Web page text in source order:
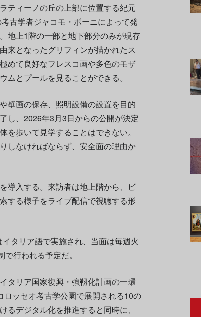
ティーノの丘の上部に位置する紀元
古学者ジャコモ・ボーニによって発
地上1階の一部と地下部分のみが現存
来となったグリフィンが描かれたス
めて良好なフレスコ画や多色のモザ
ムとプールを見ることができる。
壁画の保存、照明設備の設置を目的
し、2026年3月3日からの公開が決定
を歩いて見学することはできない。
しなければならず、安全面の理由か
導入する。来訪者は地上階から、ビ
する様子をライブ配信で視聴する形
タリア語で実施され、当面は毎週火
行われる予定だ。
タリア国家復興・強靱化計画の一環
ッセオ考古学公園で展開される10の
デジタル化を推進すると同時に、